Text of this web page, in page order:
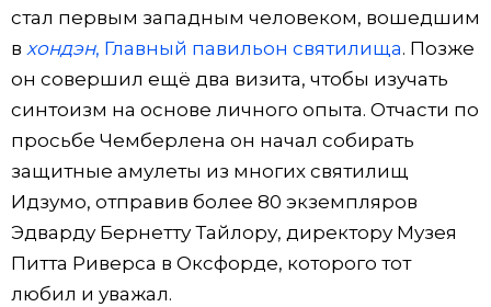
стал первым западным человеком, вошедшим
в хондэн, Главный павильон святилища. Позже
он совершил ещё два визита, чтобы изучать
синтоизм на основе личного опыта. Отчасти по
просьбе Чемберлена он начал собирать
защитные амулеты из многих святилищ
Идзумо, отправив более 80 экземпляров
Эдварду Бернетту Тайлору, директору Музея
Питта Риверса в Оксфорде, которого тот
любил и уважал.